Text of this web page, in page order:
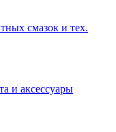
смазок и тех.
и аксессуары